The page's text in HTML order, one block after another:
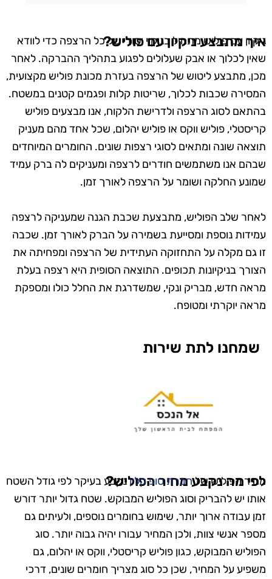
איך מתבצע ניקיון עם פוליש?
ניקיון עם פוליש מתחיל בניקוי יסודי של כל הרצפה כדי לוודא
שאין לכלוך או אבק שעלולים לפגוע בתהליך ההברקה. לאחר
מכן, מתבצע ליטוש של הרצפה בעזרת מכונת פוליש מקצועית,
המסירה שכבות לכלוך, שריטות קלות ופגמים קטנים במשטח.
בהתאם לסוג הרצפה ולדרישת הלקוח, אנו מבצעים פוליש
קריסטלי, פוליש ווקס או פוליש יהלום, שכל אחד מהם מעניק
תוצאה שונה ומתאים לסוגי רצפות שונים. החומרים המיוחדים
שבהם אנו משתמשים חודרים לרצפה ומעניקים לה ברק עמיד
שמונע החלקה ושומר על הרצפה לאורך זמן.
לאחר שלב הפוליש, מתבצעת שכבת הגנה שמעניקה לרצפה
עמידות נוספת ומסייעת בשמירה על הברק לאורך זמן. שכבה
זו גם מקלה על התחזוקה העתידית של הרצפה ומפחיתה את
הצורך בניקיונות תכופים. התוצאה הסופית היא רצפה בעלת
מראה חדש, מבריק ונקי, שמשדרגת את החלל כולו ומספקת
מראה יוקרתי ומטופח.
שמחנו לתת שירות
לפי מה נקבע מחיר הפוליש?
מחיר הפוליש שלחברת טופ קליןנקבע בעיקר לפי גודל השטח
אותו יש להבריק וסוג הפוליש המבוקש. שטח גדול יותר דורש
זמן עבודה ארוך יותר, שימוש בחומרים נוספים, ולעיתים גם
מספר אנשי צוות, ולכן המחיר עבורו יהיה גבוה יותר. סוג
הפוליש המבוקש, כגון פוליש קריסטלי, ווקס או יהלום, גם
משפיע על המחיר, שכן כל סוג מצריך חומרים שונים, דרכי